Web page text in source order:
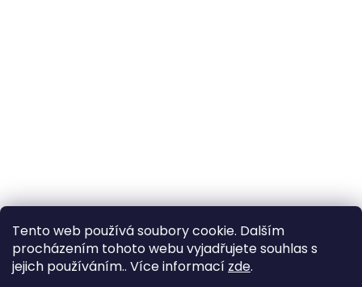
Tento web používá soubory cookie. Dalším
procházením tohoto webu vyjadřujete souhlas s
jejich používáním.. Více informací zde.